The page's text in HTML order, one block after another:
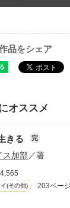
品をシェア
オススメ
きる 完
ス加部 ／著
(その他) 203ページ